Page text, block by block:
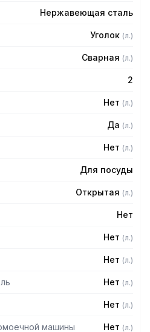
Нержавеющая сталь
Уголок (л.)
Сварная (л.)
2
Нет (л.)
Да (л.)
Нет (л.)
Для посуды
Открытая (л.)
Нет
Нет (л.)
Нет (л.)
Нет (л.)
Нет (л.)
машины Нет (л.)